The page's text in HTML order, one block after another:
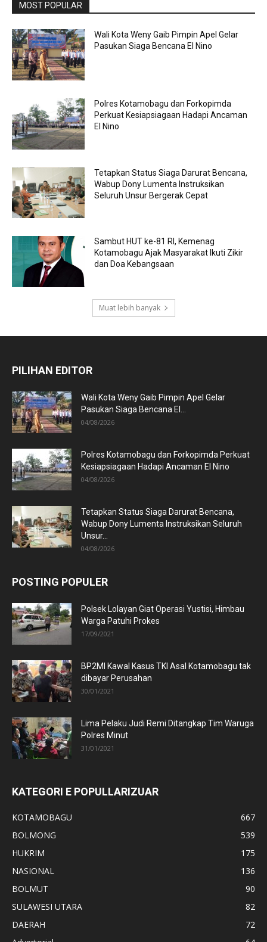
MOST POPULAR
Wali Kota Weny Gaib Pimpin Apel Gelar
Pasukan Siaga Bencana El Nino
Polres Kotamobagu dan Forkopimda
Perkuat Kesiapsiagaan Hadapi Ancaman
El Nino
Tetapkan Status Siaga Darurat Bencana,
Wabup Dony Lumenta Instruksikan
Seluruh Unsur Bergerak Cepat
Sambut HUT ke-81 RI, Kemenag
Kotamobagu Ajak Masyarakat Ikuti Zikir
dan Doa Kebangsaan
Muat lebih banyak
PILIHAN EDITOR
Wali Kota Weny Gaib Pimpin Apel Gelar
Pasukan Siaga Bencana El...
04/08/2026
Polres Kotamobagu dan Forkopimda Perkuat
Kesiapsiagaan Hadapi Ancaman El Nino
04/08/2026
Tetapkan Status Siaga Darurat Bencana,
Wabup Dony Lumenta Instruksikan Seluruh
Unsur...
04/08/2026
POSTING POPULER
Polsek Lolayan Giat Operasi Yustisi, Himbau
Warga Patuhi Prokes
17/09/2021
BP2MI Kawal Kasus TKI Asal Kotamobagu tak
dibayar Perusahan
30/01/2021
Lima Pelaku Judi Remi Ditangkap Tim Waruga
Polres Minut
31/01/2021
KATEGORI E POPULLARIZUAR
KOTAMOBAGU
667
BOLMONG
539
HUKRIM
175
NASIONAL
136
BOLMUT
90
SULAWESI UTARA
82
DAERAH
72